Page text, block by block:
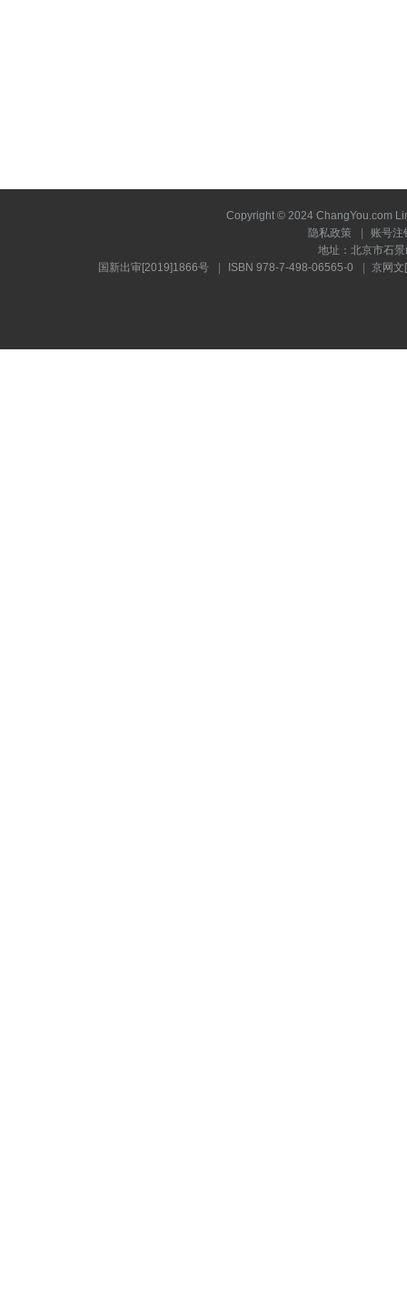
Copyright © 2024 ChangYou.com
隐私政策
账号注
地址：北京市石
国新出审[2019]1866号
ISBN 978-7-498-06565-0 京网